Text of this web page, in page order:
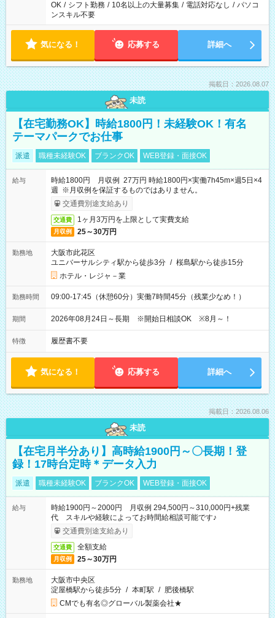
OK / シフト勤務 / 10名以上の大量募集 / 電話対応なし / パソコ
ンスキル不要
気になる！ 応募する 詳細へ
掲載日：2026.08.07
未読
【在宅勤務OK】時給1800円！未経験OK！有名
テーマパークでお仕事
派遣 職種未経験OK ブランクOK WEB登録・面接OK
給与
時給1800円 月収例 27万円 時給1800円×実働7h45m×週5日×4
週 ※月収例を保証するものではありません。
交通費別途支給あり
交通費 1ヶ月3万円を上限として実費支給
月収例 25～30万円
勤務地
大阪市此花区
ユニバーサルシティ駅から徒歩3分 / 桜島駅から徒歩15分
ホテル・レジャ－業
勤務時間 09:00-17:45（休憩60分）実働7時間45分（残業少なめ！）
期間 2026年08月24日～長期 ※開始日相談OK ※8月～！
特徴 履歴書不要
気になる！ 応募する 詳細へ
掲載日：2026.08.06
未読
【在宅月半分あり】高時給1900円～〇長期！登
録！17時台定時＊データ入力
派遣 職種未経験OK ブランクOK WEB登録・面接OK
給与
時給1900円～2000円 月収例 294,500円～310,000円+残業
代 スキルや経験によってお時間給相談可能です♪
交通費別途支給あり
交通費 全額支給
月収例 25～30万円
勤務地
大阪市中央区
淀屋橋駅から徒歩5分 / 本町駅 / 肥後橋駅
CMでも有名◎グローバル製薬会社★